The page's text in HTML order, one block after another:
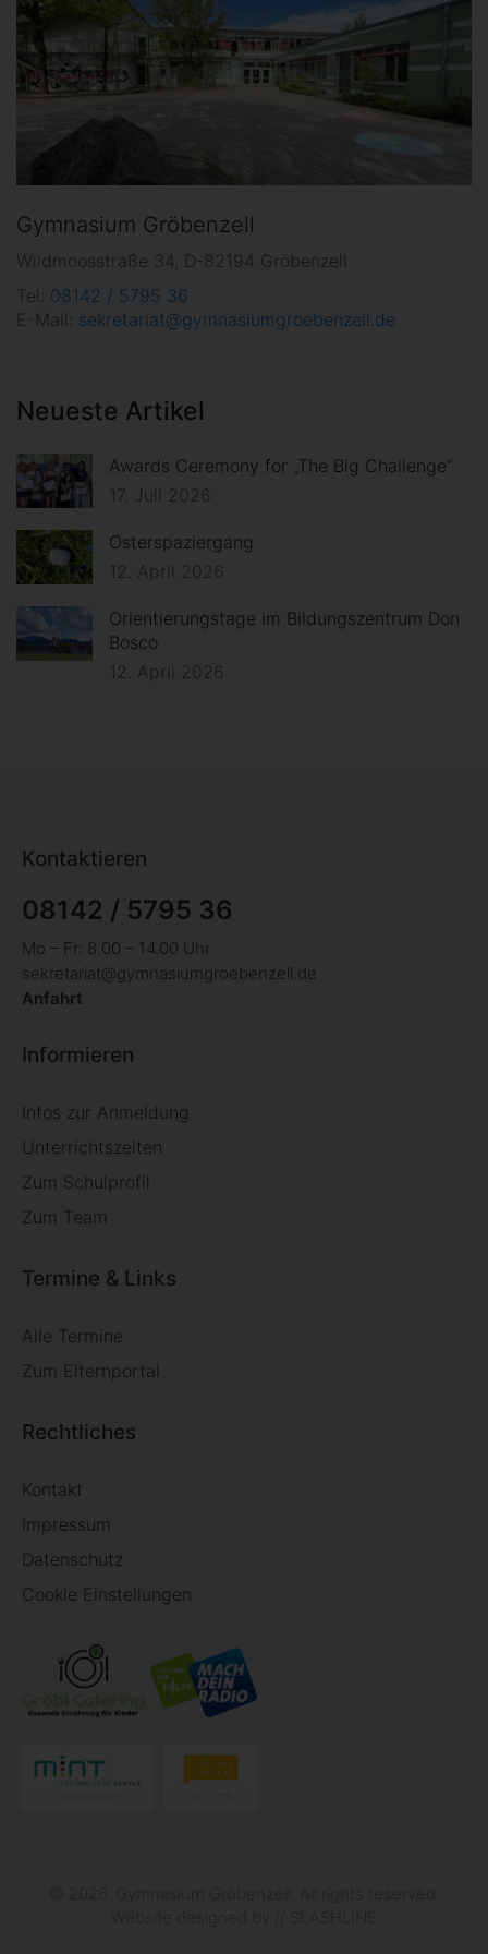
Gymnasium Gröbenzell
Wildmoosstraße 34, D-82194 Gröbenzell
Tel: 08142 / 5795 36
E-Mail: sekretariat@gymnasiumgroebenzell.de
Neueste Artikel
Awards Ceremony for „The Big Challenge“
17. Juli 2026
Osterspaziergang
12. April 2026
Orientierungstage im Bildungszentrum Don
Bosco
12. April 2026
Kontaktieren
08142 / 5795 36
Mo – Fr: 8.00 – 14.00 Uhr
sekretariat@gymnasiumgroebenzell.de
Anfahrt
Informieren
Infos zur Anmeldung
Unterrichtszeiten
Zum Schulprofil
Zum Team
Termine & Links
Alle Termine
Zum Elternportal
Rechtliches
Kontakt
Impressum
Datenschutz
Cookie Einstellungen